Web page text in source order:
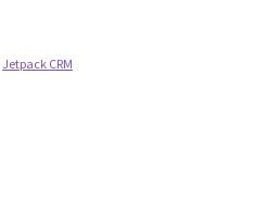
Jetpack CRM